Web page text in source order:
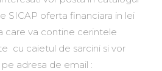
SICAP oferta financiara in lei
care va contine cerintele
cu caietul de sarcini si vor
adresa de email :